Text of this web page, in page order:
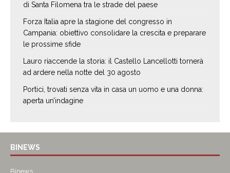
di Santa Filomena tra le strade del paese
Forza Italia apre la stagione del congresso in
Campania: obiettivo consolidare la crescita e preparare
le prossime sfide
Lauro riaccende la storia: il Castello Lancellotti tornerà
ad ardere nella notte del 30 agosto
Portici, trovati senza vita in casa un uomo e una donna:
aperta un’indagine
BINEWS
Binews